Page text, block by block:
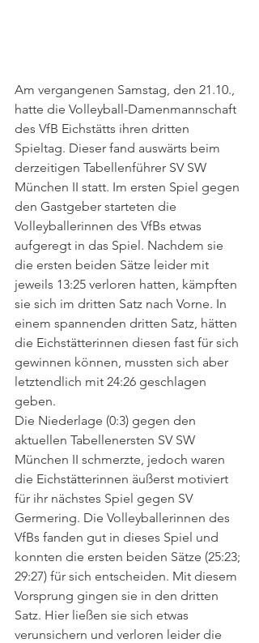
Am vergangenen Samstag, den 21.10.,
hatte die Volleyball-Damenmannschaft
des VfB Eichstätts ihren dritten
Spieltag. Dieser fand auswärts beim
derzeitigen Tabellenführer SV SW
München II statt. Im ersten Spiel gegen
den Gastgeber starteten die
Volleyballerinnen des VfBs etwas
aufgeregt in das Spiel. Nachdem sie
die ersten beiden Sätze leider mit
jeweils 13:25 verloren hatten, kämpften
sie sich im dritten Satz nach Vorne. In
einem spannenden dritten Satz, hätten
die Eichstätterinnen diesen fast für sich
gewinnen können, mussten sich aber
letztendlich mit 24:26 geschlagen
geben.
Die Niederlage (0:3) gegen den
aktuellen Tabellenersten SV SW
München II schmerzte, jedoch waren
die Eichstätterinnen äußerst motiviert
für ihr nächstes Spiel gegen SV
Germering. Die Volleyballerinnen des
VfBs fanden gut in dieses Spiel und
konnten die ersten beiden Sätze (25:23;
29:27) für sich entscheiden. Mit diesem
Vorsprung gingen sie in den dritten
Satz. Hier ließen sie sich etwas
verunsichern und verloren leider die